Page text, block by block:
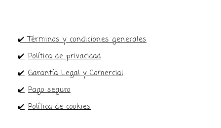
✔️ Términos y condiciones generales
✔️ Política de privacidad
✔️ Garantía Legal y Comercial
✔️ Pago seguro
✔️ Política de cookies